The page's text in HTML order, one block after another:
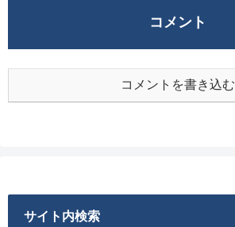
コメント
コメントを書き込む
サイト内検索